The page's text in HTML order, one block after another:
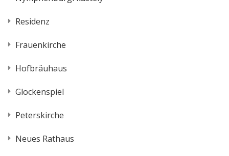
Residenz
Frauenkirche
Hofbräuhaus
Glockenspiel
Peterskirche
Neues Rathaus